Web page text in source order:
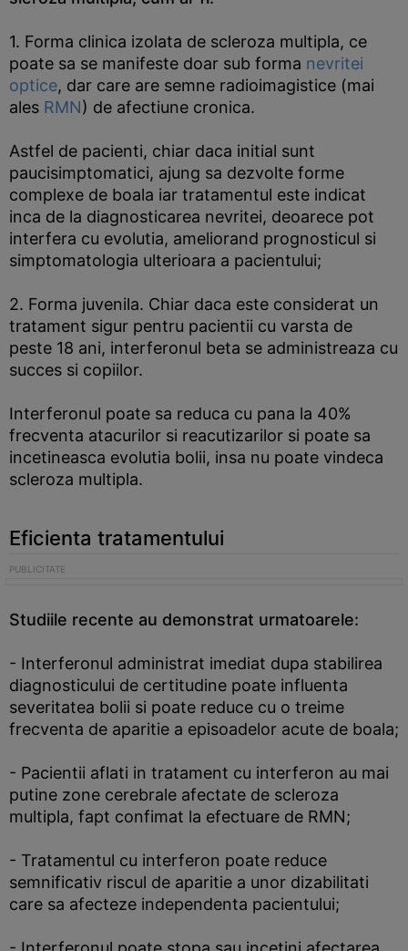
1. Forma clinica izolata de scleroza multipla, ce
poate sa se manifeste doar sub forma nevritei
optice, dar care are semne radioimagistice (mai
ales RMN) de afectiune cronica.
Astfel de pacienti, chiar daca initial sunt
paucisimptomatici, ajung sa dezvolte forme
complexe de boala iar tratamentul este indicat
inca de la diagnosticarea nevritei, deoarece pot
interfera cu evolutia, ameliorand prognosticul si
simptomatologia ulterioara a pacientului;
2. Forma juvenila. Chiar daca este considerat un
tratament sigur pentru pacientii cu varsta de
peste 18 ani, interferonul beta se administreaza cu
succes si copiilor.
Interferonul poate sa reduca cu pana la 40%
frecventa atacurilor si reacutizarilor si poate sa
incetineasca evolutia bolii, insa nu poate vindeca
scleroza multipla.
Eficienta tratamentului
Studiile recente au demonstrat urmatoarele:
- Interferonul administrat imediat dupa stabilirea
diagnosticului de certitudine poate influenta
severitatea bolii si poate reduce cu o treime
frecventa de aparitie a episoadelor acute de boala;
- Pacientii aflati in tratament cu interferon au mai
putine zone cerebrale afectate de scleroza
multipla, fapt confimat la efectuare de RMN;
- Tratamentul cu interferon poate reduce
semnificativ riscul de aparitie a unor dizabilitati
care sa afecteze independenta pacientului;